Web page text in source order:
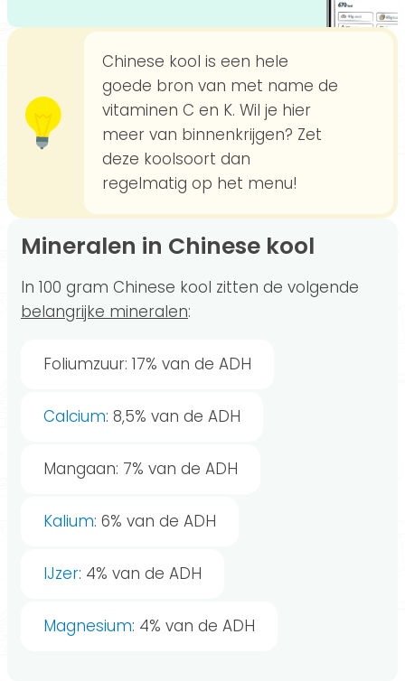
Chinese kool is een hele
goede bron van met name de
vitaminen C en K. Wil je hier
meer van binnenkrijgen? Zet
deze koolsoort dan
regelmatig op het menu!
Mineralen in Chinese kool
In 100 gram Chinese kool zitten de volgende
belangrijke mineralen:
Foliumzuur: 17% van de ADH
Calcium: 8,5% van de ADH
Mangaan: 7% van de ADH
Kalium: 6% van de ADH
IJzer: 4% van de ADH
Magnesium: 4% van de ADH